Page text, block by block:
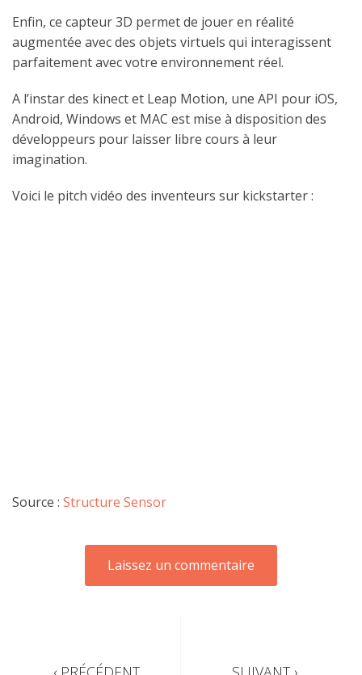
Enfin, ce capteur 3D permet de jouer en réalité
augmentée avec des objets virtuels qui interagissent
parfaitement avec votre environnement réel.
A l’instar des kinect et Leap Motion, une API pour iOS,
Android, Windows et MAC est mise à disposition des
développeurs pour laisser libre cours à leur
imagination.
Voici le pitch vidéo des inventeurs sur kickstarter :
Source : Structure Sensor